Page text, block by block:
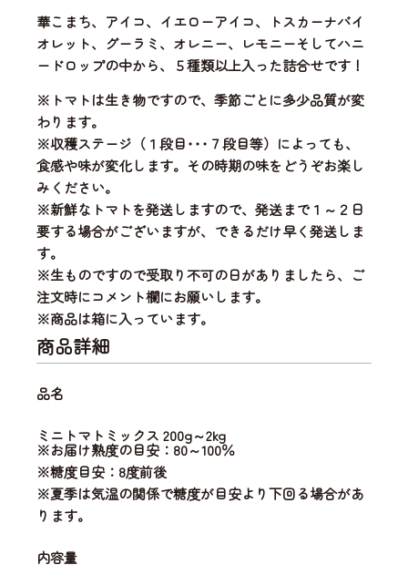
華こまち、アイコ、イエローアイコ、トスカーナバイ
オレット、グーラミ、オレニー、レモニーそしてハニ
ードロップの中から、
５種類以上入った詰合せです！
※トマトは生き物ですので、季節ごとに多少品質が変
わります。
※収穫ステージ（１段目･･･７段目等）によっても、
食感や味が変化します。その時期の味をどうぞお楽し
みください。
※新鮮なトマトを発送しますので、発送まで１～２日
要する場合がございますが、できるだけ早く発送しま
す。
※生ものですので受取り不可の日がありましたら、ご
注文時にコメント欄にお願いします。
※商品は箱に入っています。
商品詳細
品名
ミニトマトミックス 200g～2kg
※お届け熟度の目安：80～100％
※糖度目安：8度前後
※夏季は気温の関係で糖度が目安より下回る場合があ
ります。
内容量